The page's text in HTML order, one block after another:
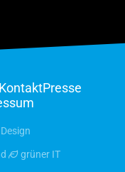
KontaktPresse
grüner IT